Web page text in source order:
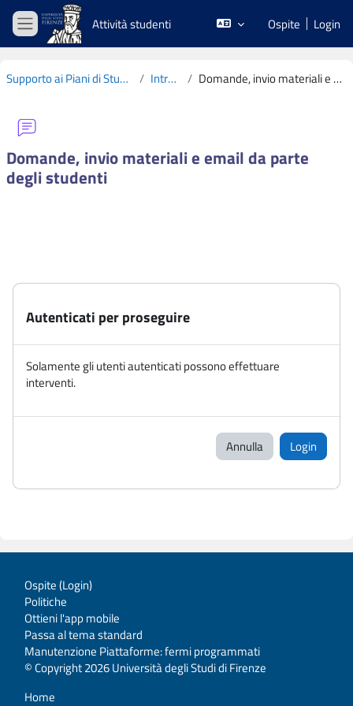
Vai al contenuto principale
Pannello laterale
Attività studenti Ospite Login
Supporto ai Piani di Studio CdS L19 2020-2021 Introduzione Domande, invio materiali e email da parte degli studenti
Domande, invio materiali e email da parte
degli studenti
Autenticati per proseguire
Solamente gli utenti autenticati possono effettuare
interventi.
Annulla Login
Ospite (Login)
Politiche
Ottieni l'app mobile
Passa al tema standard
Manutenzione Piattaforme: fermi programmati
© Copyright 2026 Università degli Studi di Firenze
Home